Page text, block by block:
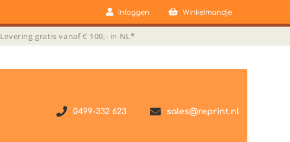
Inloggen Winkelmandje
Levering gratis vanaf € 100,- in NL*
sales@reprint.nl
0499-332 623